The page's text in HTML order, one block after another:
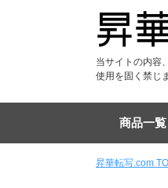
当サイトの内容
使用を固く禁じ
商品一覧
Tシャツ
DTF Tシ
シャツ
DTF ポ
パーカー
DTF パー
ジャンパ
ユニフォ
パンツ
DTF ス
アパレル
キャップ
マスク
マフラー
ブランケ
フード
タオル
フードタ
トートバ
エコバッ
リュッ
バッグ
ケース
PC・タ
ショル
スマホ
チケッ
サコッシ
ポーチ
巾着
マウスパ
タペスト
布ポスタ
傘
布カバー
生活雑貨
ステー
フラッグ
昇華転写.com